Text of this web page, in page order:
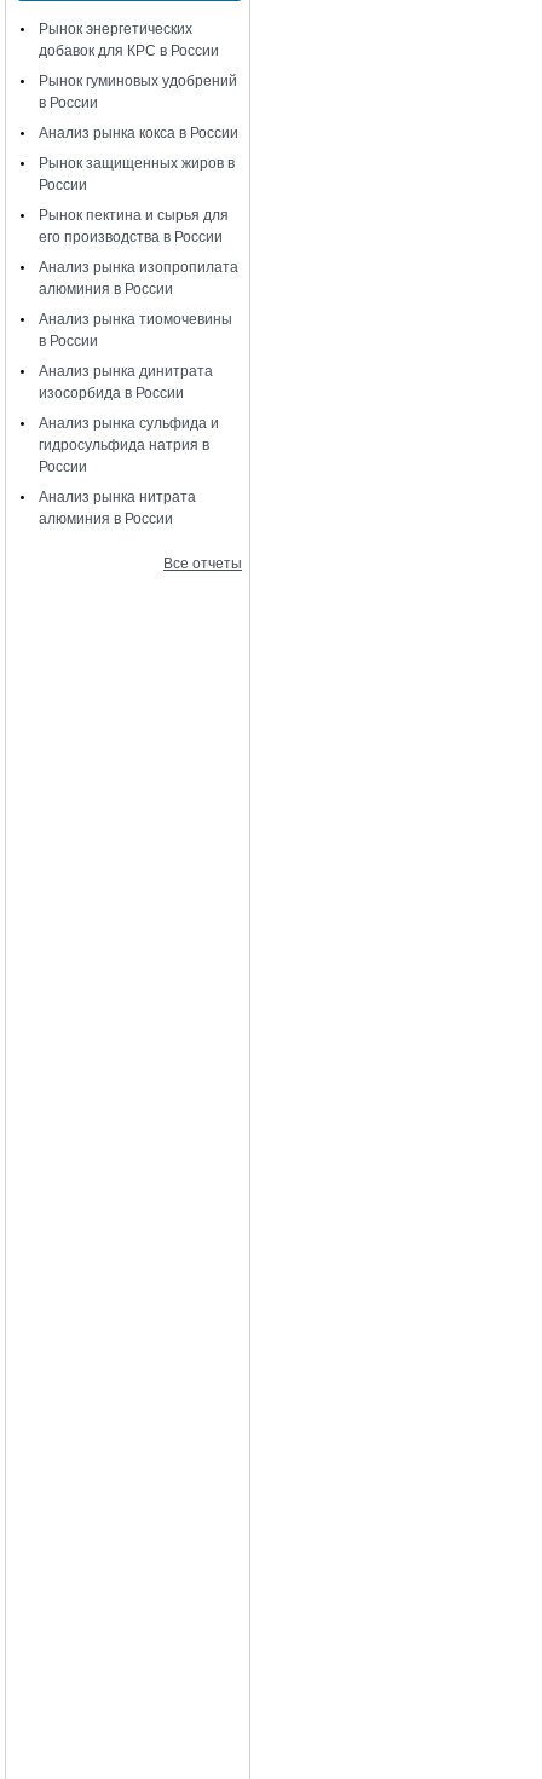
Рынок энергетических
добавок для КРС в России
Рынок гуминовых удобрений
в России
Анализ рынка кокса в России
Рынок защищенных жиров в
России
Рынок пектина и сырья для
его производства в России
Анализ рынка изопропилата
алюминия в России
Анализ рынка тиомочевины
в России
Анализ рынка динитрата
изосорбида в России
Анализ рынка сульфида и
гидросульфида натрия в
России
Анализ рынка нитрата
алюминия в России
Все отчеты